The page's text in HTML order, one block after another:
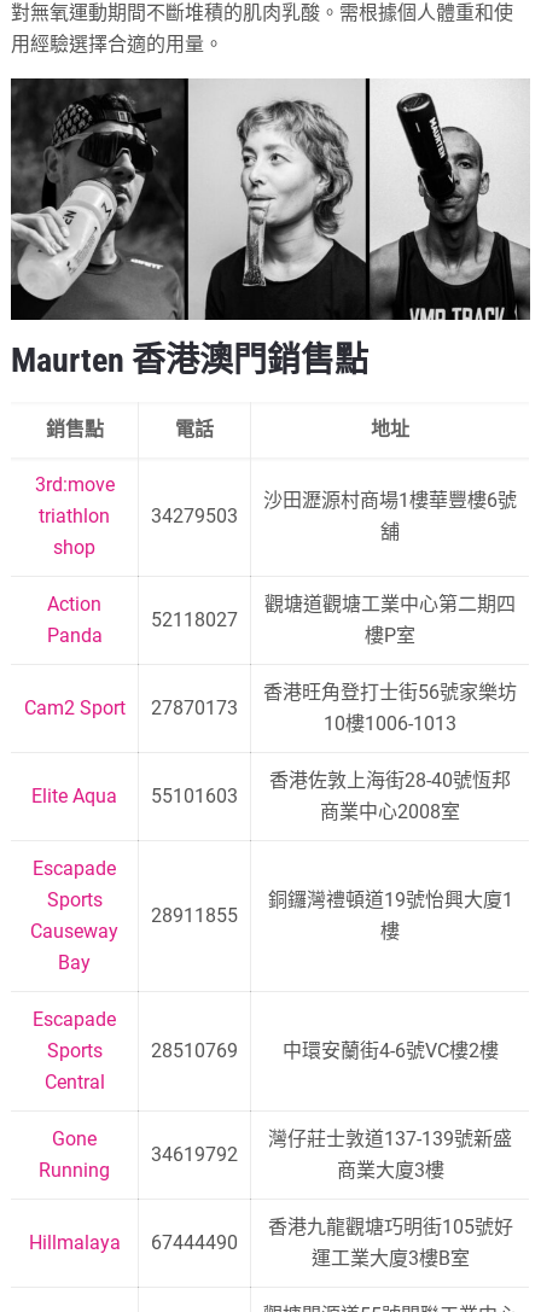
對無氧運動期間不斷堆積的肌肉乳酸。需根據個人體重和使
用經驗選擇合適的用量。
Maurten 香港澳門銷售點
銷售點 電話 地址
3rd:move
triathlon
shop
34279503
沙田瀝源村商場1樓華豐樓6號
舖
Action
Panda
52118027
觀塘道觀塘工業中心第二期四
樓P室
Cam2 Sport 27870173
香港旺角登打士街56號家樂坊
10樓1006-1013
Elite Aqua 55101603
香港佐敦上海街28-40號恆邦
商業中心2008室
Escapade
Sports
Causeway
Bay
28911855
銅鑼灣禮頓道19號怡興大廈1
樓
Escapade
Sports
Central
28510769 中環安蘭街4-6號VC樓2樓
Gone
Running
34619792
灣仔莊士敦道137-139號新盛
商業大廈3樓
Hillmalaya 67444490
香港九龍觀塘巧明街105號好
運工業大廈3樓B室